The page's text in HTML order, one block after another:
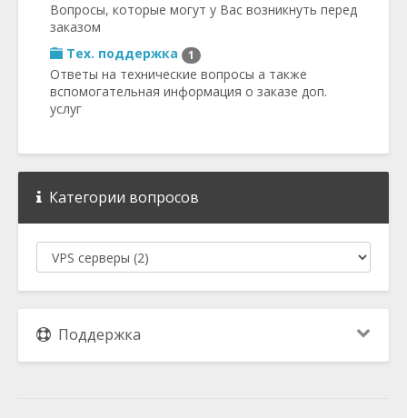
Вопросы, которые могут у Вас возникнуть перед
заказом
Тех. поддержка
1
Ответы на технические вопросы а также
вспомогательная информация о заказе доп.
услуг
Категории вопросов
Поддержка